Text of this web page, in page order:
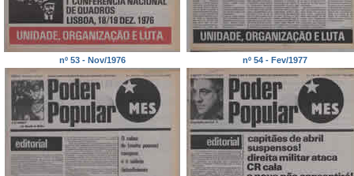
nº 53 - Nov/1976 nº 54 - Fev/1977